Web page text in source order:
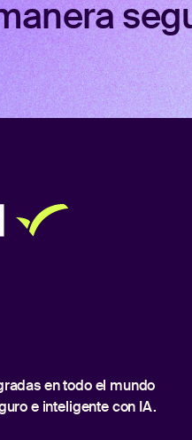
en todo el mundo
e inteligente con IA.